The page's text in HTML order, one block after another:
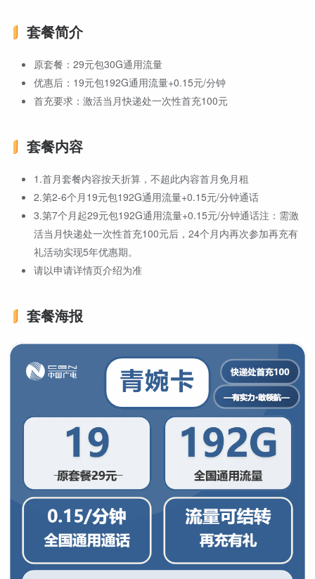
套餐简介
原套餐：29元包30G通用流量
优惠后：19元包192G通用流量+0.15元/分钟
首充要求：激活当月快递处一次性首充100元
套餐内容
1.首月套餐内容按天折算，不超此内容首月免月租
2.第2-6个月19元包192G通用流量+0.15元/分钟通话
3.第7个月起29元包192G通用流量+0.15元/分钟通话注：需激
活当月快递处一次性首充100元后，24个月内再次参加再充有
礼活动实现5年优惠期。
请以申请详情页介绍为准
套餐海报